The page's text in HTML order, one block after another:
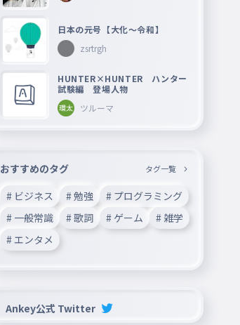
日本の元号【大化〜令和】
zsrtrgh
HUNTER×HUNTER ハンター
試験編 登場人物
ツルーマ
おすすめのタグ タグ一覧
# ビジネス # 勉強
# プログラミング
# 一般常識
# 歌詞 # ゲーム
# 雑学
# エンタメ
Ankey公式 Twitter